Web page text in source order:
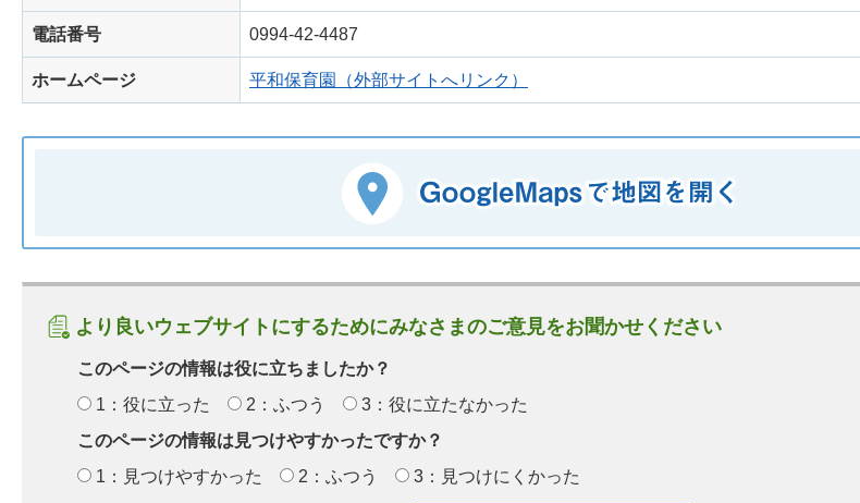
電話番号 0994-42-4487
ホームページ 平和保育園（外部サイトへリンク）
より良いウェブサイトにするためにみなさまのご意見をお聞かせください
このページの情報は役に立ちましたか？
1：役に立った
2：ふつう
3：役に立たなかった
このページの情報は見つけやすかったですか？
1：見つけやすかった
2：ふつう 3：見つけにくかった